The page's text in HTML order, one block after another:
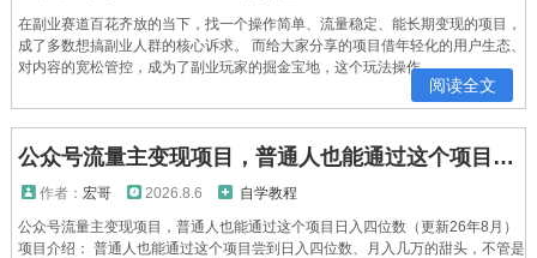
在副业赛道百花齐放的当下，找一个操作简单、流量稳定、能长期变现的项目，
成了多数想搞副业人群的核心诉求。 而给大家分享的项目借年轻化的用户生态、
对内容的宽松管控，成为了副业玩家的掘金宝地，这个玩法操作...
阅读全文
公众号流量主变现项目，普通人也能通过这个项目日入四位数(更新26年8月)
作者： 宏哥 2026.8.6
自学教程
公众号流量主变现项目，普通人也能通过这个项目日入四位数（更新26年8月）
项目介绍： 普通人也能通过这个项目尝到日入四位数、月入几万的甜头，不管是